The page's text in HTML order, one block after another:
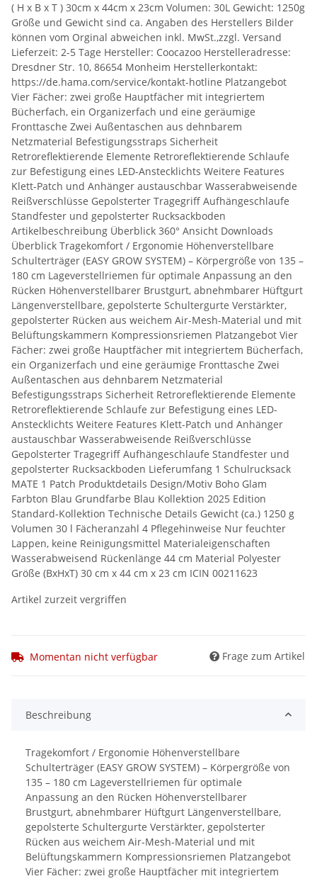
( H x B x T ) 30cm x 44cm x 23cm Volumen: 30L Gewicht: 1250g
Größe und Gewicht sind ca. Angaben des Herstellers Bilder
können vom Orginal abweichen inkl. MwSt.,zzgl. Versand
Lieferzeit: 2-5 Tage Hersteller: Coocazoo Herstelleradresse:
Dresdner Str. 10, 86654 Monheim Herstellerkontakt:
https://de.hama.com/service/kontakt-hotline Platzangebot
Vier Fächer: zwei große Hauptfächer mit integriertem
Bücherfach, ein Organizerfach und eine geräumige
Fronttasche Zwei Außentaschen aus dehnbarem
Netzmaterial Befestigungsstraps Sicherheit
Retroreflektierende Elemente Retroreflektierende Schlaufe
zur Befestigung eines LED-Anstecklichts Weitere Features
Klett-Patch und Anhänger austauschbar Wasserabweisende
Reißverschlüsse Gepolsterter Tragegriff Aufhängeschlaufe
Standfester und gepolsterter Rucksackboden
Artikelbeschreibung Überblick 360° Ansicht Downloads
Überblick Tragekomfort / Ergonomie Höhenverstellbare
Schulterträger (EASY GROW SYSTEM) – Körpergröße von 135 –
180 cm Lageverstellriemen für optimale Anpassung an den
Rücken Höhenverstellbarer Brustgurt, abnehmbarer Hüftgurt
Längenverstellbare, gepolsterte Schultergurte Verstärkter,
gepolsterter Rücken aus weichem Air-Mesh-Material und mit
Belüftungskammern Kompressionsriemen Platzangebot Vier
Fächer: zwei große Hauptfächer mit integriertem Bücherfach,
ein Organizerfach und eine geräumige Fronttasche Zwei
Außentaschen aus dehnbarem Netzmaterial
Befestigungsstraps Sicherheit Retroreflektierende Elemente
Retroreflektierende Schlaufe zur Befestigung eines LED-
Anstecklichts Weitere Features Klett-Patch und Anhänger
austauschbar Wasserabweisende Reißverschlüsse
Gepolsterter Tragegriff Aufhängeschlaufe Standfester und
gepolsterter Rucksackboden Lieferumfang 1 Schulrucksack
MATE 1 Patch Produktdetails Design/Motiv Boho Glam
Farbton Blau Grundfarbe Blau Kollektion 2025 Edition
Standard-Kollektion Technische Details Gewicht (ca.) 1250 g
Volumen 30 l Fächeranzahl 4 Pflegehinweise Nur feuchter
Lappen, keine Reinigungsmittel Materialeigenschaften
Wasserabweisend Rückenlänge 44 cm Material Polyester
Größe (BxHxT) 30 cm x 44 cm x 23 cm ICIN 00211623
Artikel zurzeit vergriffen
Momentan nicht verfügbar Frage zum Artikel
Beschreibung
Tragekomfort / Ergonomie Höhenverstellbare
Schulterträger (EASY GROW SYSTEM) – Körpergröße von
135 – 180 cm Lageverstellriemen für optimale
Anpassung an den Rücken Höhenverstellbarer
Brustgurt, abnehmbarer Hüftgurt Längenverstellbare,
gepolsterte Schultergurte Verstärkter, gepolsterter
Rücken aus weichem Air-Mesh-Material und mit
Belüftungskammern Kompressionsriemen Platzangebot
Vier Fächer: zwei große Hauptfächer mit integriertem